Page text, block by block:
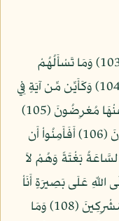
وَمَا أَكْثَرُ النَّاسِ وَلَوْ حَرَصْتَ بِمُؤْمِنِينَ (103) وَمَا تَسْأَلُهُمْ
عَلَيْهِ مِنْ أَجْرٍ إِنْ هُوَ إِلاَّ ذِكْرٌ لِّلْعَالَمِينَ (104) وَكَأَيِّن مِّن آيَةٍ فِي
السَّمَاوَاتِ وَالأَرْضِ يَمُرُّونَ عَلَيْهَا وَهُمْ عَنْهَا مُعْرِضُونَ (105)
وَمَا يُؤْمِنُ أَكْثَرُهُمْ بِاللّهِ إِلاَّ وَهُم مُّشْرِكُونَ (106) أَفَأَمِنُواْ أَن
بَغْتَةً وَهُمْ لاَ
إِلَى اللّهِ عَلَى بَصِيرَةٍ أَنَاْ
وَمَنِ اتَّبَعَنِي وَسُبْحَانَ اللّهِ وَمَا أَنَاْ مِنَ الْمُشْرِكِينَ (108) وَمَا